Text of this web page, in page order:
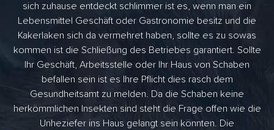
sich zuhause entdeckt schlimmer ist es, wenn man ein
Lebensmittel Geschäft oder Gastronomie besitz und die
Kakerlaken sich da vermehret haben, sollte es zu sowas
kommen ist die Schließung des Betriebes garantiert. Sollte
Ihr Geschäft, Arbeitsstelle oder Ihr Haus von Schaben
befallen sein ist es Ihre Pflicht dies rasch dem
Gesundheitsamt zu melden. Da die Schaben keine
herkömmlichen Insekten sind steht die Frage offen wie die
Unheziefer ins Haus gelangt sein könnten. Die